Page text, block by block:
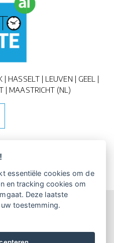
| HASSELT | LEUVEN | GEEL |
| MAASTRICHT (NL)
2026 UP-TO-DATE
Algemene Voorwaarden
essentiële cookies om de
en tracking cookies om
Deze laatste
toestemming.